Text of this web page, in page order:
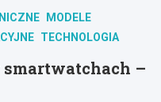
MODELE
TECHNOLOGIA
–